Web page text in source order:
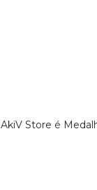
AkiV Store é